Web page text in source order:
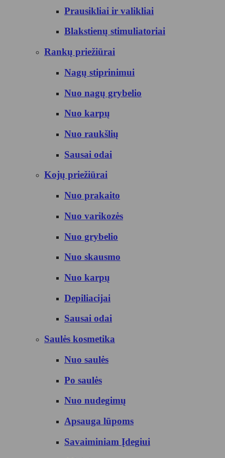
Prausikliai ir valikliai
Blakstienų stimuliatoriai
Rankų priežiūrai
Nagų stiprinimui
Nuo nagų grybelio
Nuo karpų
Nuo raukšlių
Sausai odai
Kojų priežiūrai
Nuo prakaito
Nuo varikozės
Nuo grybelio
Nuo skausmo
Nuo karpų
Depiliacijai
Sausai odai
Saulės kosmetika
Nuo saulės
Po saulės
Nuo nudegimų
Apsauga lūpoms
Savaiminiam Įdegiui